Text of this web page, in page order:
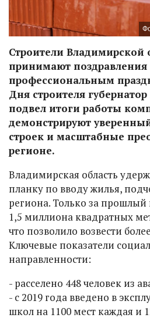
Строители Владимирской
принимают поздравления
профессиональным
Дня строителя
подвел итоги работы
демонстрируют
строек и масштабные
регионе.
Владимирская область
планку по вводу жилья,
региона. Только за прошлый
1,5 миллиона квадратных
что позволило возвести
Ключевые показатели
направленности:
- расселено 448 человек из
- с 2019 года введено в
школ на 1100 мест каждая и